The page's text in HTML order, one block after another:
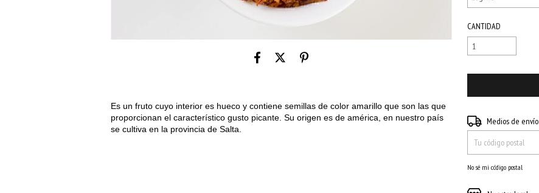
Es un fruto cuyo interior es hueco y contiene semillas de color amarillo que son las que
proporcionan el característico gusto picante. Su origen es de américa, en nuestro país
se cultiva en la provincia de Salta.
CANTIDAD
Entregas para el CP:
Medios de envío
No sé mi código postal